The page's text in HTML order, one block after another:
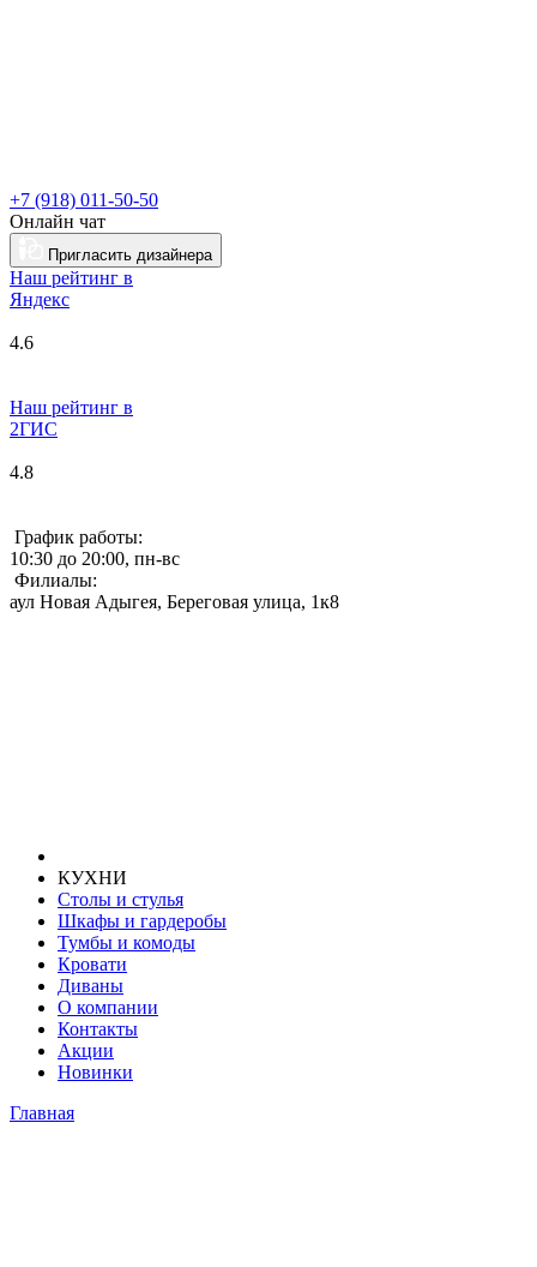
+7 (918) 011-50-50
Онлайн чат
Пригласить дизайнера
Наш рейтинг в
Яндекс
4.6
Наш рейтинг в
2ГИС
4.8
График работы:
10:30 до 20:00, пн-вс
Филиалы:
аул Новая Адыгея, Береговая улица, 1к8
КУХНИ
Столы и стулья
Шкафы и гардеробы
Тумбы и комоды
Кровати
Диваны
О компании
Контакты
Акции
Новинки
Главная